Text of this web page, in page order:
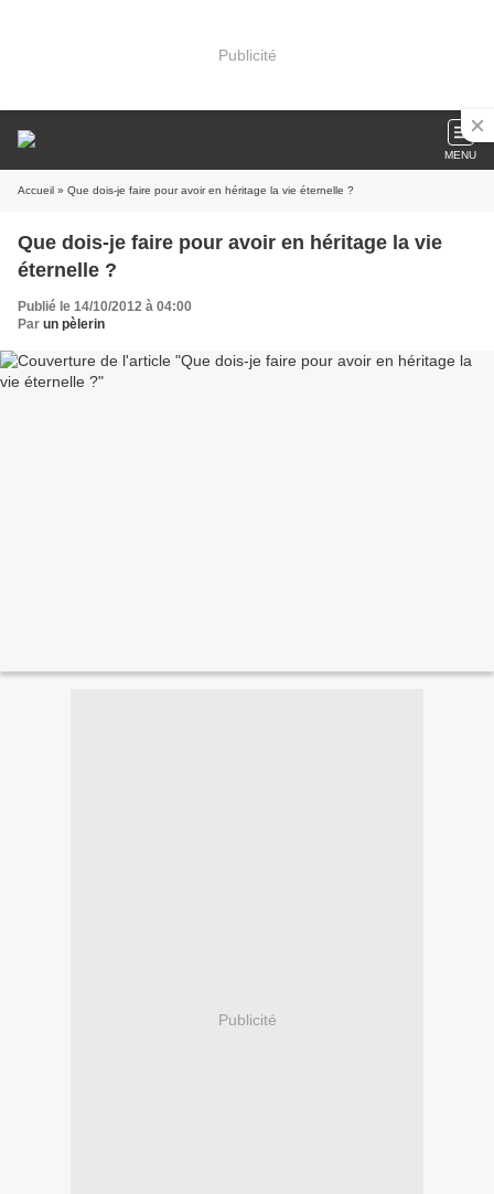
Publicité
MENU
Accueil » Que dois-je faire pour avoir en héritage la vie éternelle ?
Que dois-je faire pour avoir en héritage la vie
éternelle ?
Publié le 14/10/2012 à 04:00
Par un pèlerin
Publicité